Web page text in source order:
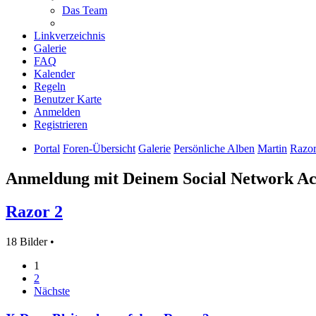
Das Team
Linkverzeichnis
Galerie
FAQ
Kalender
Regeln
Benutzer Karte
Anmelden
Registrieren
Portal Foren-Übersicht Galerie Persönliche Alben Martin
Anmeldung mit Deinem Social Network
Razor 2
18 Bilder •
1
2
Nächste